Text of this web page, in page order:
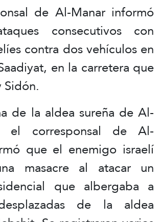
de Al-Manar informó
consecutivos con
contra dos vehículos en
en la carretera que
de la aldea sureña de Al-
el corresponsal de Al-
que el enemigo israelí
masacre al atacar un
que albergaba a
de la aldea